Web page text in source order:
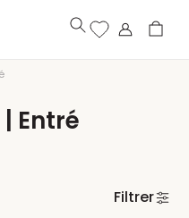
Entré
Filtrer